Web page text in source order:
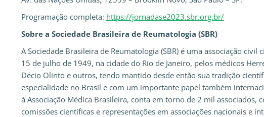
Programação completa: https://jornadase2023.sbr.org.br/
Sobre a Sociedade Brasileira de Reumatologia (SBR)
A Sociedade Brasileira de Reumatologia (SBR) é uma associação
15 de julho de 1949, na cidade do Rio de Janeiro, pelos médicos
Décio Olinto e outros, tendo mantido desde então sua tradição
especialidade no Brasil e com um importante papel também
à Associação Médica Brasileira, conta em torno de 2 mil associados,
comissões científicas e representações em associações nacionais e